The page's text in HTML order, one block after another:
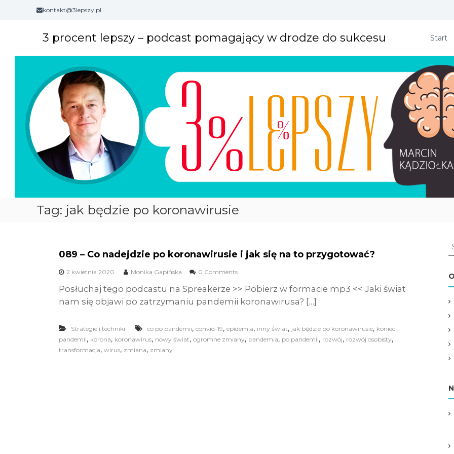
kontakt@3lepszy.pl
3 procent lepszy – podcast pomagający w drodze do sukcesu Start
Tag: jak będzie po koronawirusie
089 – Co nadejdzie po koronawirusie i jak się na to przygotować?
2 kwietnia 2020 Monika Gapińska 0 Comments
Posłuchaj tego podcastu na Spreakerze >> Pobierz w formacie mp3 << Jaki świat
nam się objawi po zatrzymaniu pandemii koronawirusa? […]
Strategie i techniki co po pandemii, convid-19, epidemia, inny świat, jak będzie po koronawirusie, koniec
pandemii, korona, koronawirus, nowy świat, ogromne zmiany, pandemia, po pandemii, rozwój, rozwój osobisty,
transformacja, wirus, zmiana, zmiany
S
e
r
c
f
o
r